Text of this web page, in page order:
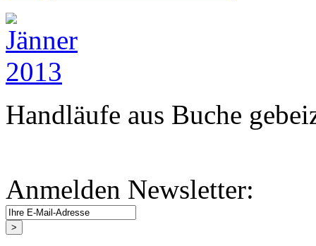
Handläufe aus Buche
Anmelden Newsletter: